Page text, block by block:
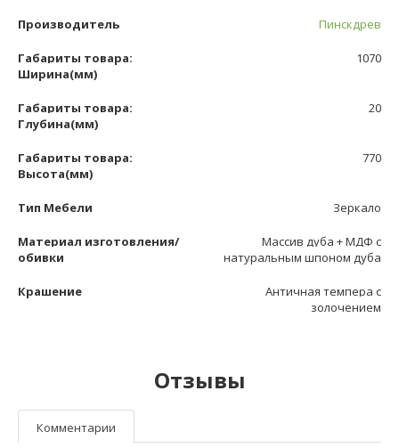
Производитель Пинскдрев
Габариты товара:
Ширина(мм)
1070
Габариты товара:
Глубина(мм)
20
Габариты товара:
Высота(мм)
770
Тип Мебели Зеркало
Материал изготовления/
обивки
Массив дуба + МДФ с
натуральным шпоном дуба
Крашение
Античная темпера с
золочением
Отзывы
Комментарии